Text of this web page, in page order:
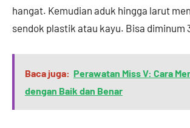
hangat. Kemudian aduk hingga larut
sendok plastik atau kayu. Bisa diminum
Baca juga: Perawatan Miss V: Cara
dengan Baik dan Benar